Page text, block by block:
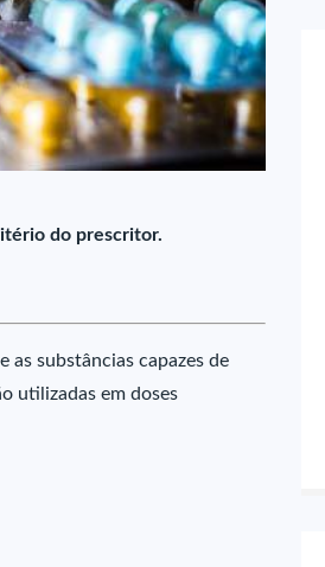
do prescritor.
substâncias capazes de
utilizadas em doses